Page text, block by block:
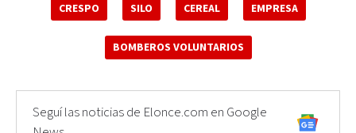
CRESPO SILO CEREAL EMPRESA
BOMBEROS VOLUNTARIOS
Seguí las noticias de Elonce.com en Google